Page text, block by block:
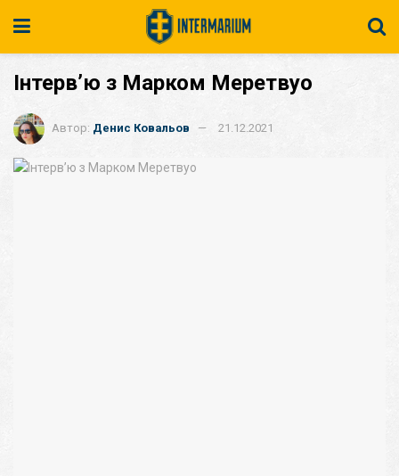
Інтерв’ю з Марком Меретвуо
Автор: Денис Ковальов 21.12.2021